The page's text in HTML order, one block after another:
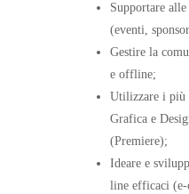
Supportare
(eventi,
Gestire la
e offline;
Utilizzare i più
Grafica e
(Premiere);
Ideare e
line efficaci (e-